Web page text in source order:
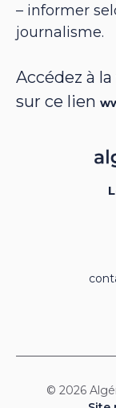
– informer
journalisme.
Accédez à
sur ce lien
© 2026